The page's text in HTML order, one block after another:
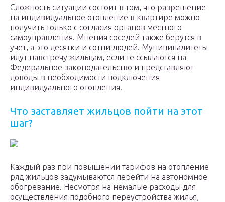
Сложность ситуации состоит в том, что разрешение
на индивидуальное отопление в квартире можно
получить только с согласия органов местного
самоуправления. Мнения соседей также берутся в
учет, а это десятки и сотни людей. Муниципалитеты
идут навстречу жильцам, если те ссылаются на
Федеральное законодательство и представляют
доводы в необходимости подключения
индивидуального отопления.
Что заставляет жильцов пойти на этот
шаг?
Каждый раз при повышении тарифов на отопление
ряд жильцов задумываются перейти на автономное
обогревание. Несмотря на немалые расходы для
осуществления подобного переустройства жилья,